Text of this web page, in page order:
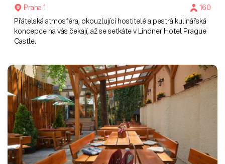
Praha 1
160
Přátelská atmosféra, okouzlující hostitelé a pestrá kulinářská
koncepce na vás čekají, až se setkáte v Lindner Hotel Prague
Castle.